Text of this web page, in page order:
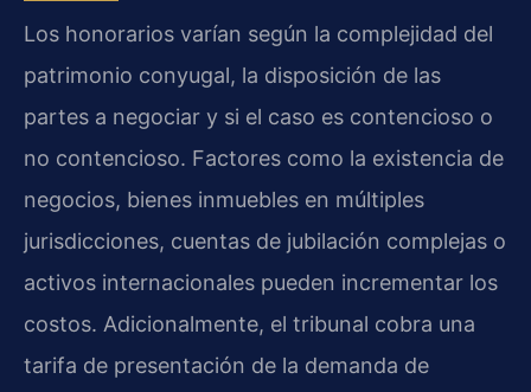
Los honorarios varían según la complejidad del
patrimonio conyugal, la disposición de las
partes a negociar y si el caso es contencioso o
no contencioso. Factores como la existencia de
negocios, bienes inmuebles en múltiples
jurisdicciones, cuentas de jubilación complejas o
activos internacionales pueden incrementar los
costos. Adicionalmente, el tribunal cobra una
tarifa de presentación de la demanda de